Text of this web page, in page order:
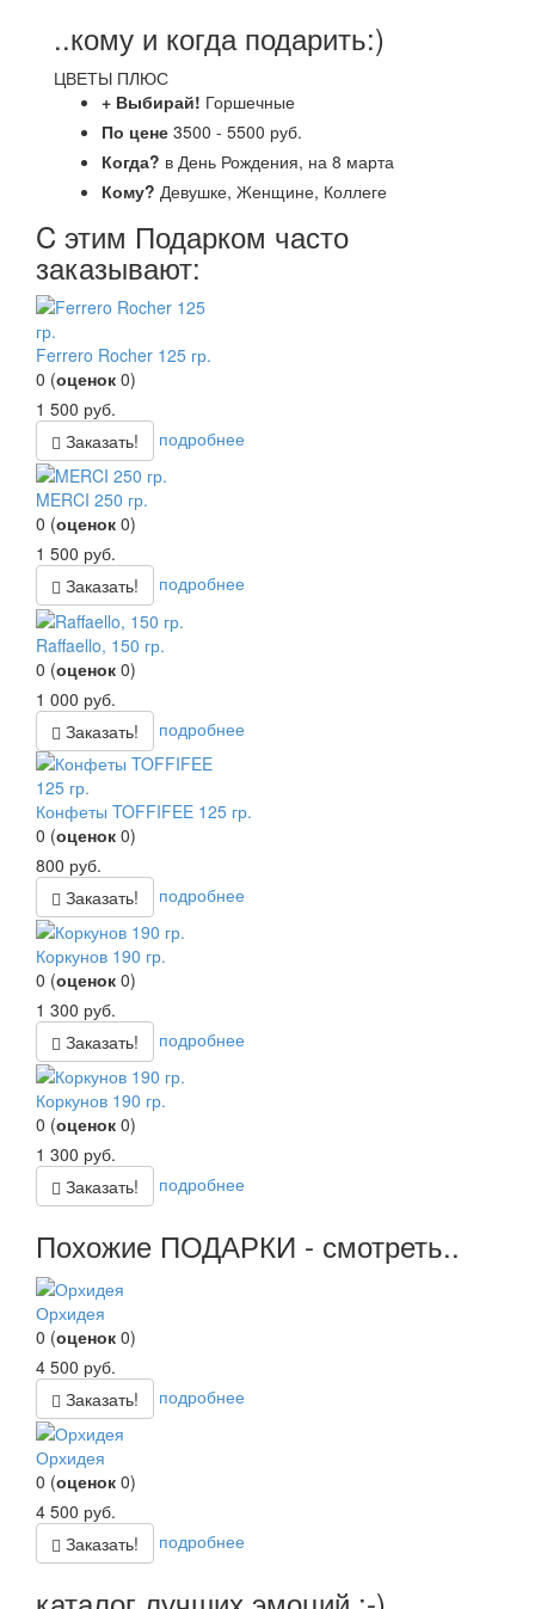
..кому и когда подарить:)
ЦВЕТЫ ПЛЮС
+ Выбирай! Горшечные
По цене 3500 - 5500 руб.
Когда? в День Рождения, на 8 марта
Кому? Девушке, Женщине, Коллеге
C этим Подарком часто
заказывают:
Ferrero Rocher 125 гр.
0 (оценок 0)
1 500 руб.
Заказать!
подробнее
MERCI 250 гр.
0 (оценок 0)
1 500 руб.
Заказать!
подробнее
Raffaello, 150 гр.
0 (оценок 0)
1 000 руб.
Заказать!
подробнее
Конфеты TOFFIFEE 125 гр.
0 (оценок 0)
800 руб.
Заказать!
подробнее
Коркунов 190 гр.
0 (оценок 0)
1 300 руб.
Заказать!
подробнее
Коркунов 190 гр.
0 (оценок 0)
1 300 руб.
Заказать!
подробнее
Похожие ПОДАРКИ - смотреть..
Орхидея
0 (оценок 0)
4 500 руб.
Заказать!
подробнее
Орхидея
0 (оценок 0)
4 500 руб.
Заказать!
подробнее